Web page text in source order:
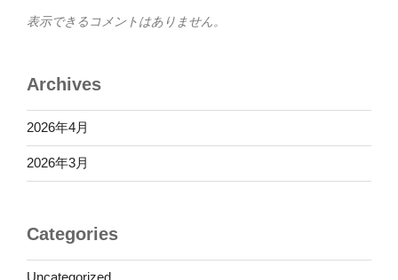
表示できるコメントはありません。
Archives
2026年4月
2026年3月
Categories
Uncategorized